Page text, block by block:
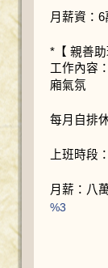
月薪資：6
*【 親善
工作內容
廂氣氛
每月自排
上班時段
月薪：八
%3